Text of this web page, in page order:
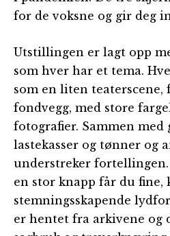
for de voksne og gir deg
Utstillingen er lagt opp
som hver har et tema.
som en liten teaterscene,
fondvegg, med store
fotografier. Sammen med
lastekasser og tønner og
understreker
en stor knapp får du fine,
stemningsskapende
er hentet fra arkivene og